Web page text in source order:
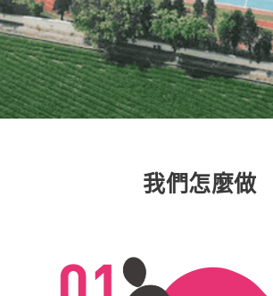
我們怎麼做